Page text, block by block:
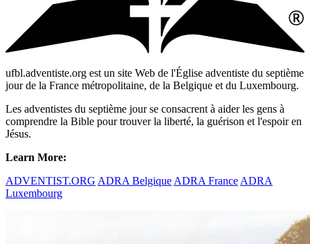
ufbl.adventiste.org est un site Web de l'Église adventiste du septième
jour de la France métropolitaine, de la Belgique et du Luxembourg.
Les adventistes du septième jour se consacrent à aider les gens à
comprendre la Bible pour trouver la liberté, la guérison et l'espoir en
Jésus.
Learn More:
ADVENTIST.ORG ADRA Belgique ADRA France ADRA
Luxembourg